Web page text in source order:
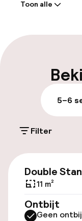
Parkeren &
Toon alle
5–6
Filter
Double
11 m²
Ontbijt
Geen